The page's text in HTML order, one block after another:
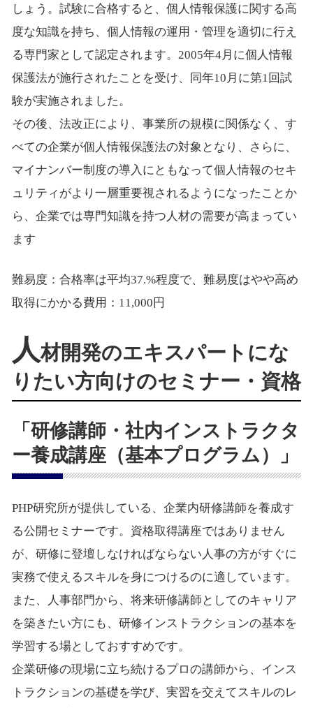
しょう。試験に合格すると、個人情報保護に関する高
度な知識を持ち、個人情報の運用・管理を適切に行え
る専門家として認定されます。2005年4月に個人情報
保護法が施行されたことを受け、同年10月に第1回試
験が実施されました。
その後、法改正により、事業所の規模に関係なく、す
べての企業が個人情報保護法の対象となり、さらに、
マイナンバー制度の導入にともなって個人情報のセキ
ュリティがより一層重要視されるようになったことか
ら、企業では専門知識を持つ人材の需要が高まってい
ます
難易度：合格率は平均37.%程度で、難易度はやや高め
取得にかかる費用：11,000円
人材開発のエキスパートにな
りたい方向けのセミナー・資格
「研修講師・社内インストラクタ
ー養成講座（基本プログラム）」
PHP研究所が提供している、企業内研修講師を養成す
る公開セミナーです。資格取得講座ではありません
が、研修に登壇しなければならない人事の方がすぐに
実務で使えるスキルを身につけるのに適しています。
また、人事部門から、将来研修講師としてのキャリア
を築きたい方にも、研修インストラクションの基本を
学習する場としておすすめです。
企業研修の現場に立ち続けるプロの講師から、インス
トラクションの基礎を学び、実習を交えてスキルのレ